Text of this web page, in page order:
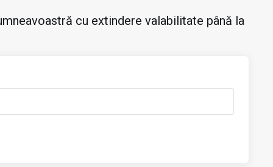
cu extindere valabilitate până la